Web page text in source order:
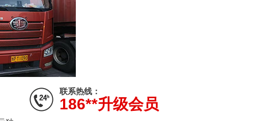
联系热线：
186**升级会员